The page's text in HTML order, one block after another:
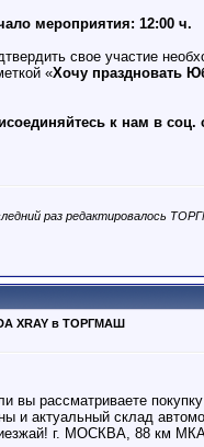
мероприятия: 12:00 ч.
свое участие
«Хочу праздновать
к нам в соц.
раз редактировалось
XRAY в ТОРГМАШ
вы рассматриваете покупку
и актуальный склад
г. МОСКВА, 88 км